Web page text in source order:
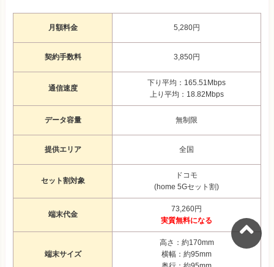
月額料金 5,280円
契約手数料 3,850円
通信速度
下り平均：165.51Mbps
上り平均：18.82Mbps
データ容量 無制限
提供エリア 全国
セット割対象
ドコモ
(home 5Gセット割)
端末代金
73,260円
実質無料になる
端末サイズ
高さ：約170mm
横幅：約95mm